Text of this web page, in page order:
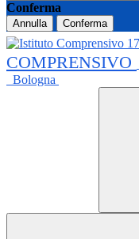
Conferma
Annulla Conferma
COMPRENSIVO
Bologna